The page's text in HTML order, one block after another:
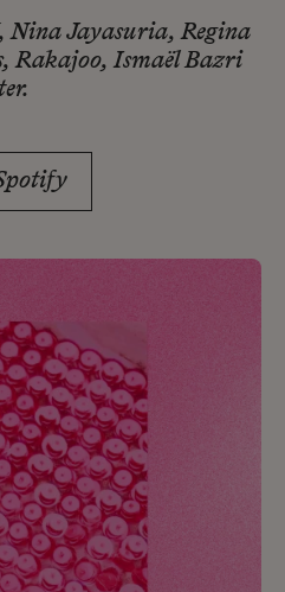
Nina Jayasuria, Regina
Rakajoo, Ismaël Bazri